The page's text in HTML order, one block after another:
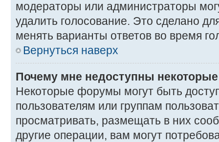
модераторы или администраторы
удалить голосование. Это сделано
менять варианты ответов во время
Вернуться наверх
Почему мне недоступны
Некоторые форумы могут быть
пользователям или группам
просматривать, размещать в них
другие операции, вам могут